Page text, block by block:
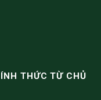
THỨC TỪ CHỦ